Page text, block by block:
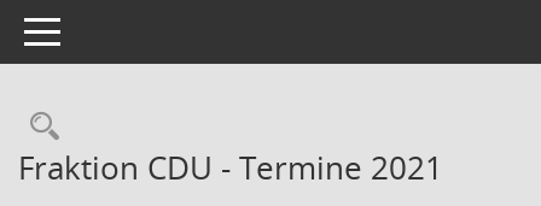
Toggle navigation
Rechercheauswahl
Fraktion CDU - Termine 2021